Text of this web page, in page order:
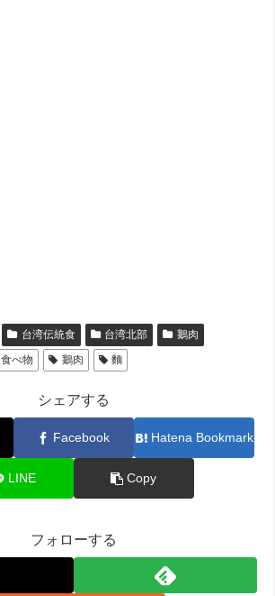
台湾伝統食 台湾北部
鵝肉
食べ物 鵝肉 麵
シェアする
Facebook Hatena Bookmark
LINE Copy
フォローする